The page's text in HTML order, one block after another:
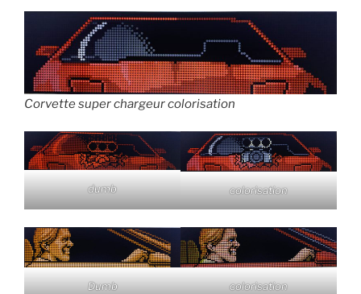
Corvette super chargeur colorisation
dumb colorisation
Dumb colorisation